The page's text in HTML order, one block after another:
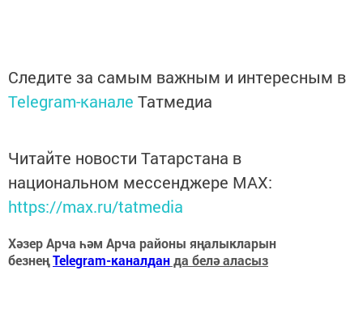
Следите за самым важным и интересным в
Telegram-канале Татмедиа
Читайте новости Татарстана в
национальном мессенджере MАХ:
https://max.ru/tatmedia
Хәзер Арча һәм Арча районы яңалыкларын
безнеңTelegram-каналданда белә аласыз